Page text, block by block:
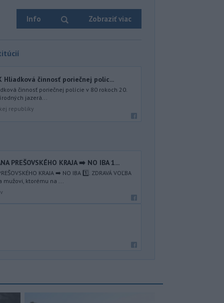
Info Zobraziť viac
Hliadková činnosť poriečnej políc...
činnosť poriečnej polície v 80 rokoch 20.
jazerá...
republiky
PREŠOVSKÉHO KRAJA ➡️ NO IBA 1️...
KRAJA ➡️ NO IBA 1️⃣. ZDRAVÁ VOĽBA
mužovi, ktorému na ...